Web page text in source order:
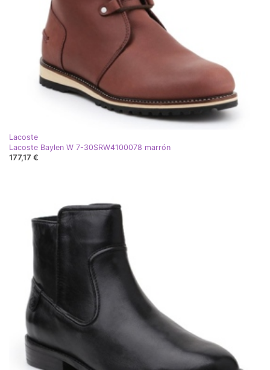
Lacoste
Lacoste Baylen W 7-30SRW4100078 marrón
177,17 €